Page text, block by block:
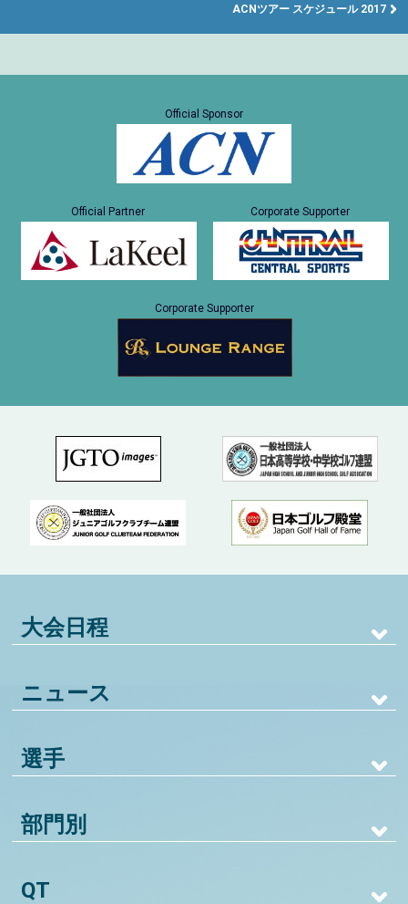
ACNツアー スケジュール 2017
Official Sponsor
Official Partner Corporate Supporter
Corporate Supporter
大会日程
ニュース
選手
部門別
QT